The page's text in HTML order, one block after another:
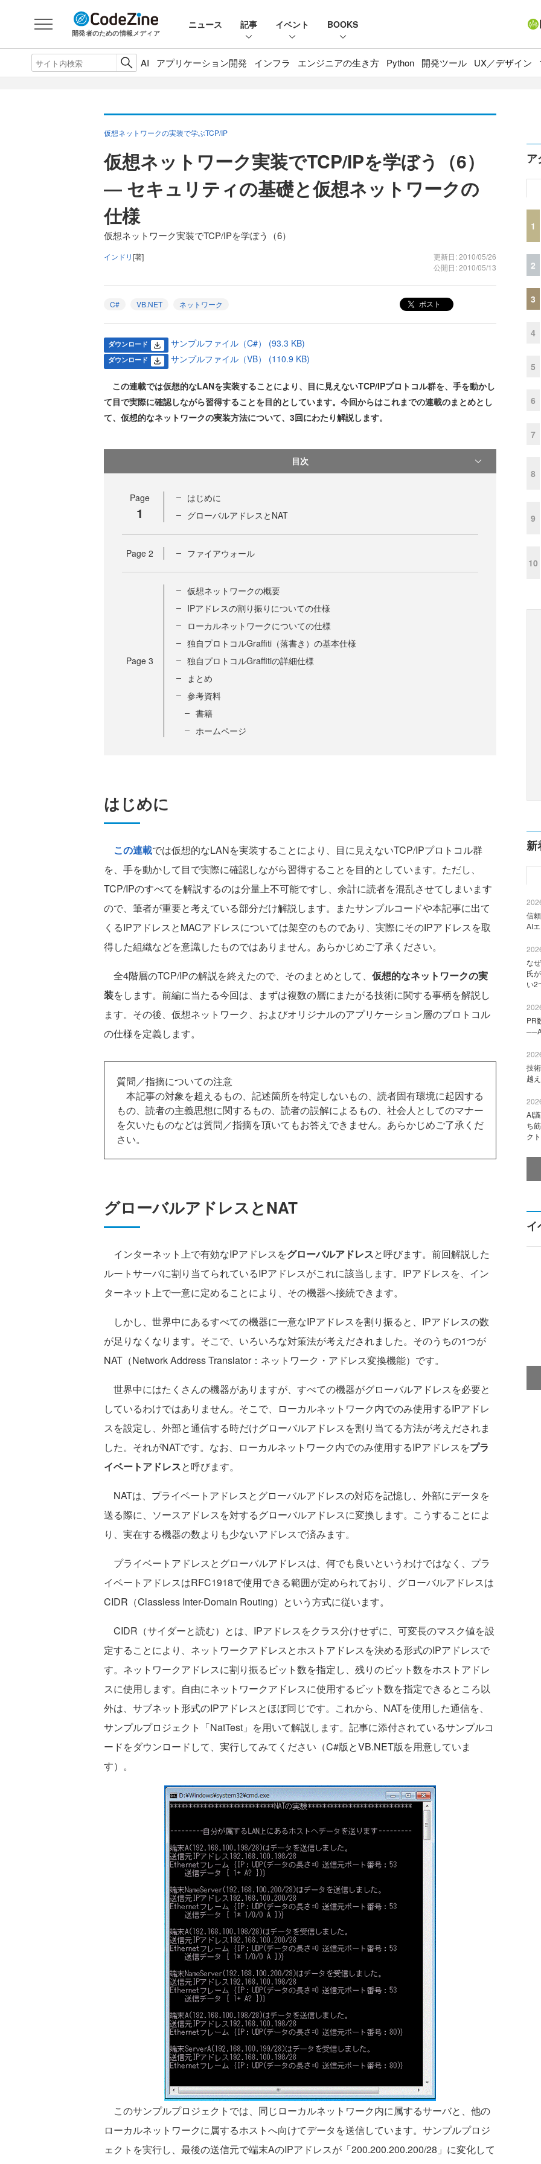
開発者のための情報メディア
ニュース 記事 イベント BOOKS
AI アプリケーション開発 インフラ エンジニアの生き方 Python 開発ツール UX／デザイン
仮想ネットワークの実装で学ぶTCP/IP
仮想ネットワーク実装でTCP/IPを学ぼう（6）
― セキュリティの基礎と仮想ネットワークの
仕様
仮想ネットワーク実装でTCP/IPを学ぼう（6）
インドリ[著]
更新日: 2010/05/26
公開日: 2010/05/13
C# VB.NET ネットワーク ポスト
ダウンロード サンプルファイル（C#） (93.3 KB)
ダウンロード サンプルファイル（VB） (110.9 KB)
この連載では仮想的なLANを実装することにより、目に見えないTCP/IPプロトコル群を、手を動かし
て目で実際に確認しながら習得することを目的としています。今回からはこれまでの連載のまとめとし
て、仮想的なネットワークの実装方法について、3回にわたり解説します。
目次
Page
1
はじめに
グローバルアドレスとNAT
Page 2 ファイアウォール
Page 3
仮想ネットワークの概要
IPアドレスの割り振りについての仕様
ローカルネットワークについての仕様
独自プロトコルGraffiti（落書き）の基本仕様
独自プロトコルGraffitiの詳細仕様
まとめ
参考資料
書籍
ホームページ
はじめに
この連載では仮想的なLANを実装することにより、目に見えないTCP/IPプロトコル群
を、手を動かして目で実際に確認しながら習得することを目的としています。ただし、
TCP/IPのすべてを解説するのは分量上不可能ですし、余計に読者を混乱させてしまいます
ので、筆者が重要と考えている部分だけ解説します。またサンプルコードや本記事に出て
くるIPアドレスとMACアドレスについては架空のものであり、実際にそのIPアドレスを取
得した組織などを意識したものではありません。あらかじめご了承ください。
全4階層のTCP/IPの解説を終えたので、そのまとめとして、 仮想的なネットワークの実
装をします。前編に当たる今回は、まずは複数の層にまたがる技術に関する事柄を解説し
ます。その後、仮想ネットワーク、およびオリジナルのアプリケーション層のプロトコル
の仕様を定義します。
質問／指摘についての注意
本記事の対象を超えるもの、記述箇所を特定しないもの、読者固有環境に起因する
もの、読者の主義思想に関するもの、読者の誤解によるもの、社会人としてのマナー
を欠いたものなどは質問／指摘を頂いてもお答えできません。あらかじめご了承くだ
さい。
グローバルアドレスとNAT
インターネット上で有効なIPアドレスをグローバルアドレスと呼びます。前回解説した
ルートサーバに割り当てられているIPアドレスがこれに該当します。IPアドレスを、イン
ターネット上で一意に定めることにより、その機器へ接続できます。
しかし、世界中にあるすべての機器に一意なIPアドレスを割り振ると、IPアドレスの数
が足りなくなります。そこで、いろいろな対策法が考えだされました。そのうちの1つが
NAT（Network Address Translator：ネットワーク・アドレス変換機能）です。
世界中にはたくさんの機器がありますが、すべての機器がグローバルアドレスを必要と
しているわけではありません。そこで、ローカルネットワーク内でのみ使用するIPアドレ
スを設定し、外部と通信する時だけグローバルアドレスを割り当てる方法が考えだされま
した。それがNATです。なお、ローカルネットワーク内でのみ使用するIPアドレスをプラ
イベートアドレスと呼びます。
NATは、プライベートアドレスとグローバルアドレスの対応を記憶し、外部にデータを
送る際に、ソースアドレスを対するグローバルアドレスに変換します。こうすることによ
り、実在する機器の数よりも少ないアドレスで済みます。
プライベートアドレスとグローバルアドレスは、何でも良いというわけではなく、プラ
イベートアドレスはRFC1918で使用できる範囲が定められており、グローバルアドレスは
CIDR（Classless Inter-Domain Routing）という方式に従います。
CIDR（サイダーと読む）とは、IPアドレスをクラス分けせずに、可変長のマスク値を設
定することにより、ネットワークアドレスとホストアドレスを決める形式のIPアドレスで
す。ネットワークアドレスに割り振るビット数を指定し、残りのビット数をホストアドレ
スに使用します。自由にネットワークアドレスに使用するビット数を指定できるところ以
外は、サブネット形式のIPアドレスとほぼ同じです。これから、NATを使用した通信を、
サンプルプロジェクト「NatTest」を用いて解説します。記事に添付されているサンプルコ
ードをダウンロードして、実行してみてください（C#版とVB.NET版を用意していま
す）。
このサンプルプロジェクトでは、同じローカルネットワーク内に属するサーバと、他の
ローカルネットワークに属するホストへ向けてデータを送信しています。サンプルプロジ
ェクトを実行し、最後の送信元で端末AのIPアドレスが「200.200.200.200/28」に変化して
ア
1
2
3
4
5
6
7
8
9
10
新
信
AI
な
氏
い2
PR
技
越
AI
ち
ク
イ